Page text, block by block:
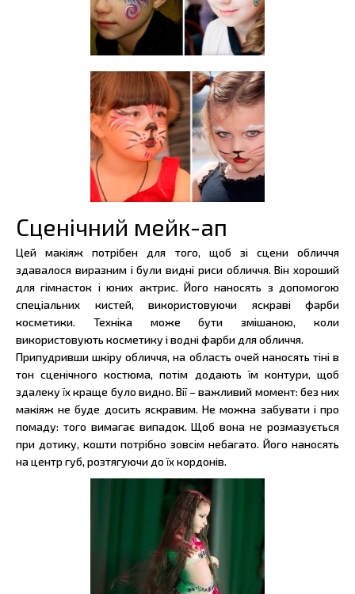
Сценічний мейк-ап
Цей макіяж потрібен для того, щоб зі сцени обличчя
здавалося виразним і були видні риси обличчя. Він хороший
для гімнасток і юних актрис. Його наносять з допомогою
спеціальних кистей, використовуючи яскраві фарби
косметики. Техніка може бути змішаною, коли
використовують косметику і водні фарби для обличчя.
Припудривши шкіру обличчя, на область очей наносять тіні в
тон сценічного костюма, потім додають їм контури, щоб
здалеку їх краще було видно. Вії – важливий момент: без них
макіяж не буде досить яскравим. Не можна забувати і про
помаду: того вимагає випадок. Щоб вона не розмазується
при дотику, кошти потрібно зовсім небагато. Його наносять
на центр губ, розтягуючи до їх кордонів.